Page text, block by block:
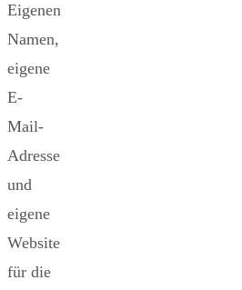
Eigenen
Namen,
eigene
E-
Mail-
Adresse
und
eigene
Website
für die